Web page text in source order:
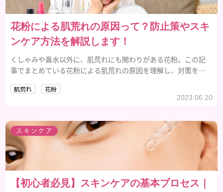
花粉による肌荒れの原因って？防止策やスキ
ンケア方法を解説します！
くしゃみや鼻水以外に、肌荒れにも関わりがある花粉。この記
事でまとめている花粉による肌荒れの原因を理解し、対策を行
肌荒れ 花粉
2023.06.20
スキンケア
【初心者必見】スキンケアの基本プロセス｜